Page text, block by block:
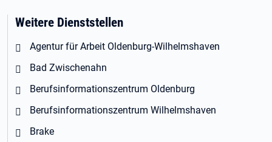
Weitere Dienststellen
Agentur für Arbeit Oldenburg-Wilhelmshaven
Bad Zwischenahn
Berufsinformationszentrum Oldenburg
Berufsinformationszentrum Wilhelmshaven
Brake